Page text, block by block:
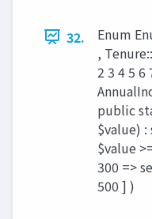
32.
Enum
,
2 3 4 5 6
public
$value)
$value
300 =>
500 ] )